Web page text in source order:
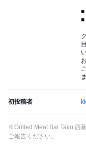
■
■
初投稿者
※Grilled Meat Bal Taiju 西
ご報告ください。